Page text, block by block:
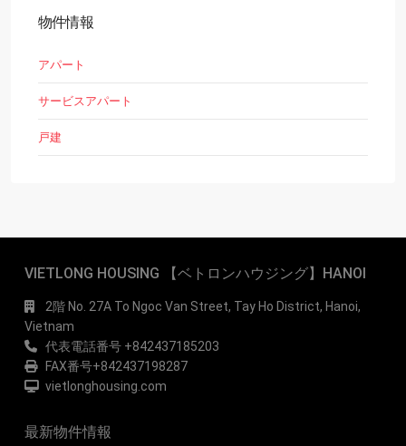
物件情報
アパート
サービスアパート
戸建
VIETLONG HOUSING 【ベトロンハウジング】HANOI
2階 No. 27A To Ngoc Van Street, Tay Ho District, Hanoi,
Vietnam
代表電話番号 +842437185203
FAX番号+842437198287
vietlonghousing.com
最新物件情報